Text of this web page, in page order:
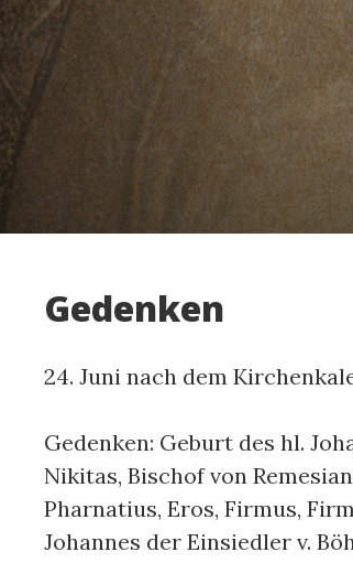
Gedenken
24. Juni nach dem
Gedenken: Geburt des hl.
Nikitas, Bischof von
Pharnatius, Eros, Firmus,
Johannes der Einsiedler v.